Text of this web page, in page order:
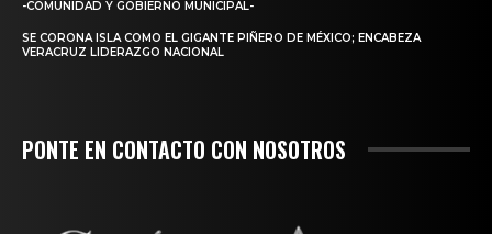
-COMUNIDAD Y GOBIERNO MUNICIPAL-
SE CORONA ISLA COMO EL GIGANTE PIÑERO DE MÉXICO; ENCABEZA
VERACRUZ LIDERAZGO NACIONAL
PONTE EN CONTACTO CON NOSOTROS